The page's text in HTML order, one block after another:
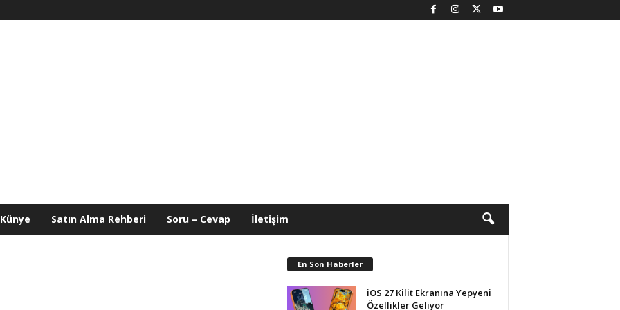
Künye Satın Alma Rehberi Soru – Cevap İletişim
En Son Haberler
iOS 27 Kilit Ekranına Yepyeni
Özellikler Geliyor